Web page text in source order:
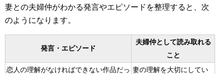
妻との夫婦仲がわかる発言やエピソードを整理すると、次
のようになります。
発言・エピソード
夫婦仲として読み取れる
こと
恋人の理解がなければできない作品だっ 妻の理解を大切にしてい